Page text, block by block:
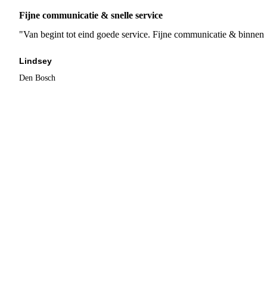
Fijne communicatie & snelle service
"Van begint tot eind goede service. Fijne communicatie &
Lindsey
Den Bosch